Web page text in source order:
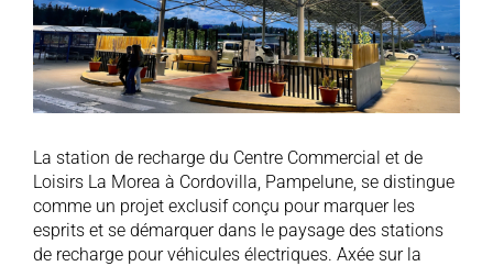
La station de recharge du Centre Commercial et de
Loisirs La Morea à Cordovilla, Pampelune, se distingue
comme un projet exclusif conçu pour marquer les
esprits et se démarquer dans le paysage des stations
de recharge pour véhicules électriques. Axée sur la